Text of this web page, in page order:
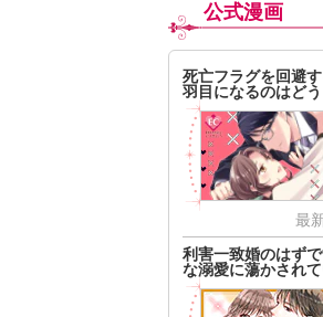
公式漫画
死亡フラグを回避
羽目になるのはど
最
利害一致婚のはず
な溺愛に蕩かされ